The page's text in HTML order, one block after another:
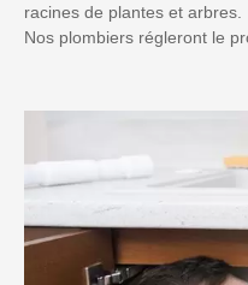
racines de plantes et arbres.
Nos plombiers régleront le